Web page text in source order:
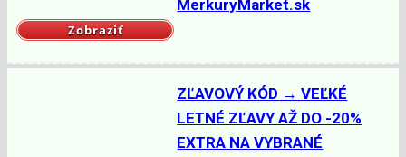
MerkuryMarket.sk
Zobraziť
ZĽAVOVÝ KÓD → VEĽKÉ
LETNÉ ZĽAVY AŽ DO -20%
EXTRA NA VYBRANÉ